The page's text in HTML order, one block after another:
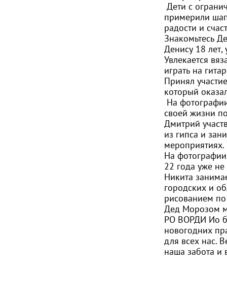
Дети с
примерили
радости и
Знакомьтесь
Денису 18
Увлекается
играть на
Принял
который
На
своей жизни
Дмитрий
из гипса и
мероприятиях.
На
22 года уже
Никита
городских и
рисованием
Дед Морозом
РО ВОРДИ Ио
новогодних
для всех нас.
наша забота и